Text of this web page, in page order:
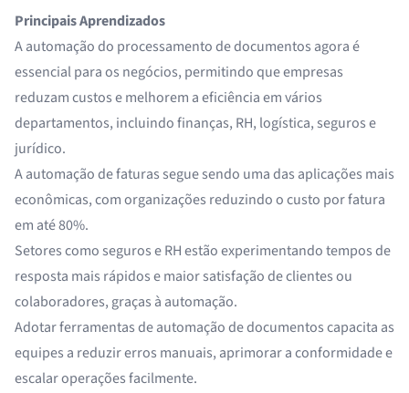
Principais Aprendizados
A automação do processamento de documentos agora é
essencial para os negócios, permitindo que empresas
reduzam custos e melhorem a eficiência em vários
departamentos, incluindo finanças, RH, logística, seguros e
jurídico.
A automação de faturas segue sendo uma das aplicações mais
econômicas, com organizações reduzindo o custo por fatura
em até 80%.
Setores como seguros e RH estão experimentando tempos de
resposta mais rápidos e maior satisfação de clientes ou
colaboradores, graças à automação.
Adotar ferramentas de automação de documentos capacita as
equipes a reduzir erros manuais, aprimorar a conformidade e
escalar operações facilmente.